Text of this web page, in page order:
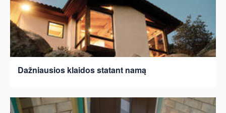
Dažniausios klaidos statant namą